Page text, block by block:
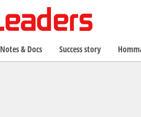
Notes & Docs Success story